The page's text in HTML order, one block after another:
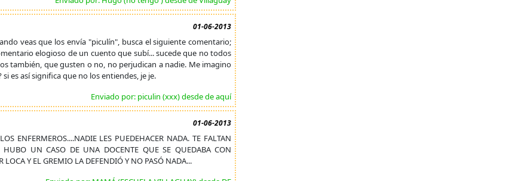
01-06-2013
veas que los envía "piculín", busca el siguiente comentario;
elogioso de un cuento que subí... sucede que no todos
también, que gusten o no, no perjudican a nadie. Me imagino
es así significa que no los entiendes, je je.
Enviado por: piculin (xxx) desde de aquí
01-06-2013
ENFERMEROS....NADIE LES PUEDEHACER NADA. TE FALTAN
HUBO UN CASO DE UNA DOCENTE QUE SE QUEDABA CON
Y EL GREMIO LA DEFENDIÓ Y NO PASÓ NADA...